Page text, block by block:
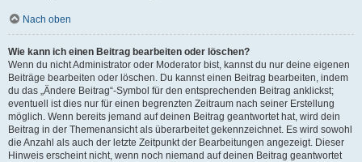
Nach oben
Wie kann ich einen Beitrag bearbeiten oder löschen?
Wenn du nicht Administrator oder Moderator bist, kannst du nur deine eigenen
Beiträge bearbeiten oder löschen. Du kannst einen Beitrag bearbeiten, indem
du das „Ändere Beitrag“-Symbol für den entsprechenden Beitrag anklickst;
eventuell ist dies nur für einen begrenzten Zeitraum nach seiner Erstellung
möglich. Wenn bereits jemand auf deinen Beitrag geantwortet hat, wird dein
Beitrag in der Themenansicht als überarbeitet gekennzeichnet. Es wird sowohl
die Anzahl als auch der letzte Zeitpunkt der Bearbeitungen angezeigt. Dieser
Hinweis erscheint nicht, wenn noch niemand auf deinen Beitrag geantwortet